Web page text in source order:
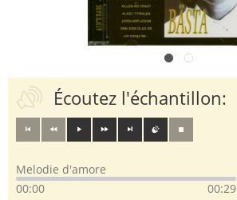
Écoutez l'échantillon:
Melodie d'amore
00:00
00:29